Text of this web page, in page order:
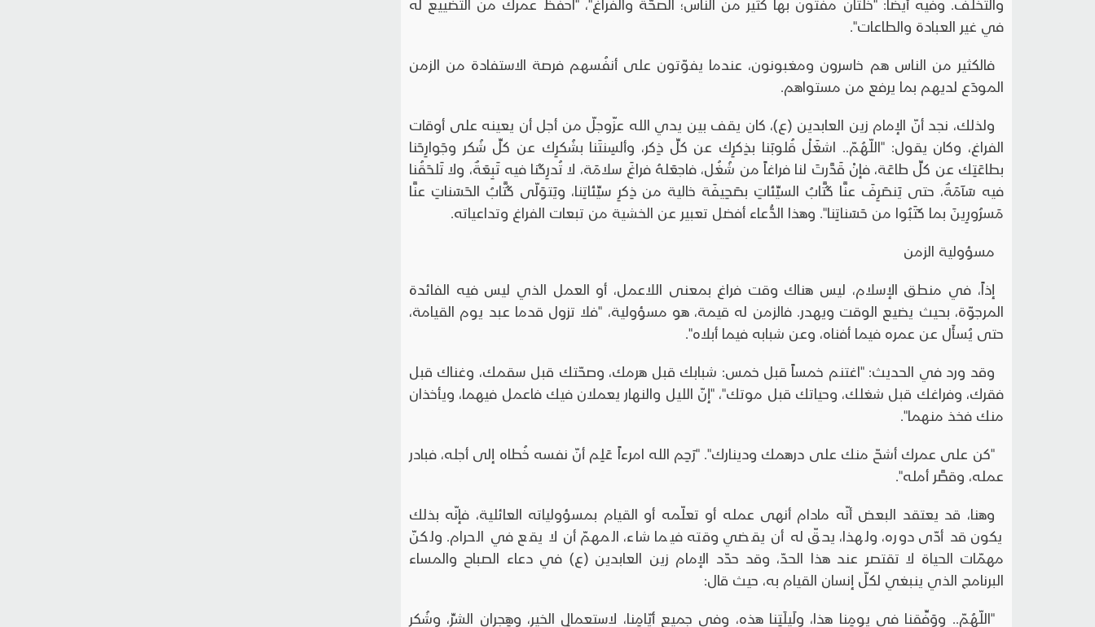
في غير العبادة والطاعات".
فالكثير من الناس هم خاسرون ومغبونون، عندما يفوّتون على أنفُسهم فرصة الاستفادة من الزمن
المودَع لديهم بما يرفع من مستواهم.
ولذلك، نجد أنّ الإمام زين العابدين (ع)، كان يقف بين يدي الله عزّوجلّ من أجل أن يعينه على أوقات
الفراغ، وكان يقول: "اللّهُمّ.. اشغَلْ قُلوبَنا بذِكرِك عن كلِّ ذِكر، وألسِنتَنا بشُكرِك عن كلِّ شُكر وجَوارِحَنا
بطاعَتِك عن كلِّ طاعَة، فإنْ قَدَّرتَ لنا فراغاً من شُغُل، فاجعَلهُ فراغَ سلامَة، لا تُدرِكُنا فيه تَبِعَةٌ، ولا تَلحَقُنا
فيه سَآمَةٌ، حتى يَنصَرِفَ عنَّا كُتَّابُ السيِّئاتِ بصَحِيفَة خالية من ذِكرِ سيِّئاتِنا، ويَتوَلّى كُتَّابُ الحَسَناتِ عنَّا
مَسرُورِينَ بما كَتَبُوا من حَسَناتِنا". وهذا الدُّعاء أفضل تعبير عن الخشية من تبعات الفراغ وتداعياته.
مسؤولية الزمن
إذاً، في منطق الإسلام، ليس هناك وقت فراغ بمعنى اللاعمل، أو العمل الذي ليس فيه الفائدة
المرجوّة، بحيث يضيع الوقت ويهدر. فالزمن له قيمة، هو مسؤولية، "فلا تزول قدما عبد يوم القيامة،
حتى يُسأَل عن عمره فيما أفناه، وعن شبابه فيما أبلاه".
وقد ورد في الحديث: "اغتنم خمساً قبل خمس: شبابك قبل هرمك، وصحّتك قبل سقمك، وغناك قبل
فقرك، وفراغك قبل شغلك، وحياتك قبل موتك"، "إنّ الليل والنهار يعملان فيك فاعمل فيهما، ويأخذان
منك فخذ منهما".
"كن على عمرك أشحّ منك على درهمك ودينارك". "رَحِم الله امرءاً عَلِم أنّ نفسه خُطاه إلى أجله، فبادر
عمله، وقصَّر أمله".
وهنا، قد يعتقد البعض أنّه مادام أنهى عمله أو تعلّمه أو القيام بمسؤولياته العائلية، فإنّه بذلك
يكون قد أدّى دوره، ولهذا، يحقّ له أن يقضي وقته فيما شاء، المهمّ أن لا يقع في الحرام. ولكنّ
مهمّات الحياة لا تقتصر عند هذا الحدّ، وقد حدّد الإمام زين العابدين (ع) في دعاء الصباح والمساء
البرنامج الذي ينبغي لكلّ إنسان القيام به، حيث قال:
"اللّهُمّ.. ووَفِّقنا في يومِنا هذا، ولَيلَتِنا هذه، وفي جميعِ أيّامِنا، لاستعمالِ الخيرِ، وهِجرانِ الشرِّ، وشُكرِ